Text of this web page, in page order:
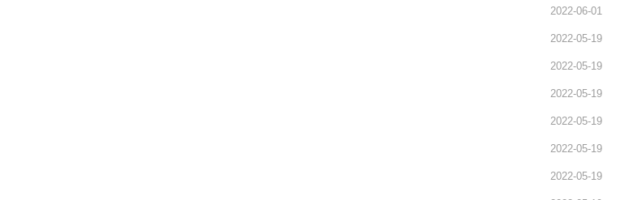
2022-06-01
2022-05-19
2022-05-19
2022-05-19
2022-05-19
2022-05-19
2022-05-19